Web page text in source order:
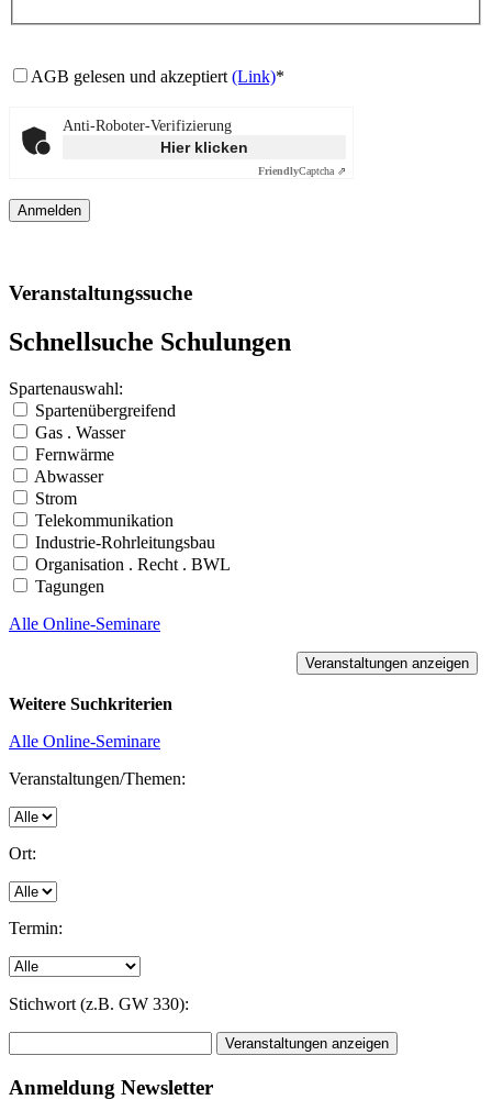
AGB gelesen und akzeptiert (Link)*
Anti-Roboter-Verifizierung
Hier klicken
FriendlyCaptcha ⇗
Veranstaltungssuche
Schnellsuche Schulungen
Spartenauswahl:
Spartenübergreifend
Gas . Wasser
Fernwärme
Abwasser
Strom
Telekommunikation
Industrie-Rohrleitungsbau
Organisation . Recht . BWL
Tagungen
Alle Online-Seminare
Weitere Suchkriterien
Alle Online-Seminare
Veranstaltungen/Themen:
Ort:
Termin:
Stichwort (z.B. GW 330):
Anmeldung Newsletter